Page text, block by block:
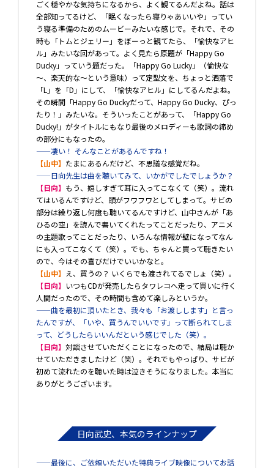
ごく穏やかな気持ちになるから、よく観てるんだよね。話は
全部知ってるけど、「眠くなったら寝りゃあいいや」ってい
う寝る準備のためのムービーみたいな感じで。それで、その
時も「トムとジェリー」をぼーっと観てたら、「愉快なアヒ
ル」みたいな回があって。よく見たら原題が「Happy Go
Ducky」っていう題だった。「Happy Go Lucky」（愉快な
～、楽天的な～という意味）って定型文を、ちょっと洒落で
「L」を「D」にして、「愉快なアヒル」にしてるんだよね。
その瞬間「Happy Go Duckyだって、Happy Go Ducky、ぴっ
たり！」みたいな。そういったことがあって、「Happy Go
Ducky!」がタイトルにもなり最後のメロディーも歌詞の締め
の部分にもなったの。
――凄い！ そんなことがあるんですね！
【山中】 たまにあるんだけど、不思議な感覚だね。
――日向先生は曲を聴いてみて、いかがでしたでしょうか？
【日向】 もう、嬉しすぎて耳に入ってこなくて（笑）。流れ
てはいるんですけど、頭がフワフワとしてしまって。サビの
部分は繰り返し何度も聴いてるんですけど、山中さんが「あ
ひるの空」を読んで書いてくれたってことだったり、アニメ
の主題歌ってことだったり、いろんな情報が壁になってなん
にも入ってこなくて（笑）。でも、ちゃんと買って聴きたい
ので、今はその喜びだけでいいかなと。
【山中】 え、買うの？ いくらでも渡されてるでしょ（笑）。
【日向】 いつもCDが発売したらタワレコへ走って買いに行く
人間だったので、その時間も含めて楽しみというか。
――曲を最初に頂いたとき、我々も「お渡しします」と言っ
たんですが、「いや、買うんでいいです」って断られてしま
って、どうしたらいいんだという感じでした（笑）。
【日向】対談させていただくことになったので、結局は聴か
せていただきましたけど（笑）。それでもやっぱり、サビが
初めて流れたのを聴いた時は泣きそうになりました。本当に
ありがとうございます。
日向武史、本気のラインナップ
――最後に、ご依頼いただいた特典ライブ映像についてお話